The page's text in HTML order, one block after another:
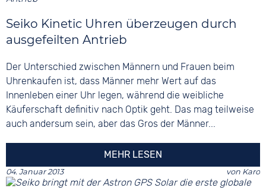
Seiko Kinetic Uhren überzeugen durch
ausgefeilten Antrieb
Der Unterschied zwischen Männern und Frauen beim
Uhrenkaufen ist, dass Männer mehr Wert auf das
Innenleben einer Uhr legen, während die weibliche
Käuferschaft definitiv nach Optik geht. Das mag teilweise
auch andersum sein, aber das Gros der Männer...
MEHR LESEN
04. Januar 2013 von Karo